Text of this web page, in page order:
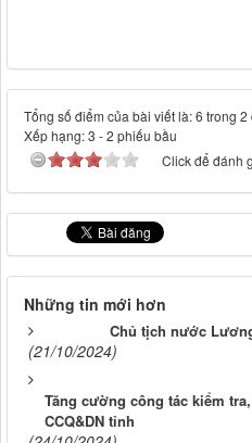
Tổng số điểm của bài viết là: 6 trong 2
Xếp hạng:3 -2 phiếu bầu
Click để đánh
Những tin mới hơn
Chủ tịch nước
(21/10/2024)
Tăng cường công tác kiểm
CCQ&DN tỉnh